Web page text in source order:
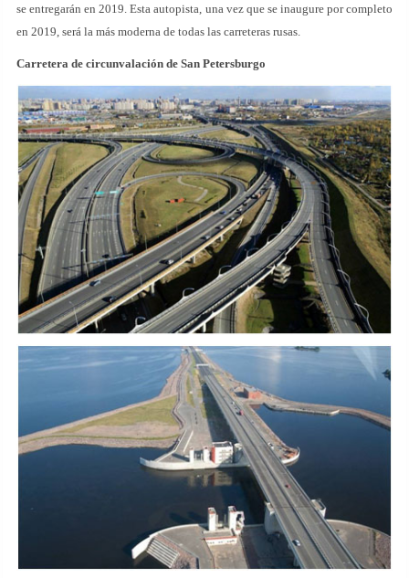
se entregarán en 2019. Esta autopista, una vez que se inaugure por completo
en 2019, será la más moderna de todas las carreteras rusas.
Carretera de circunvalación de San Petersburgo